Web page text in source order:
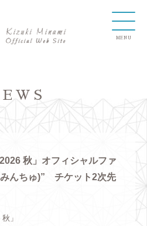
秋」オフィシャルファ
みんちゅ)” チケット2次先
」